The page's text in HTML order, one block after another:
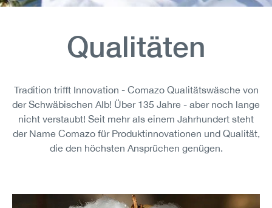
Qualitäten
Tradition trifft Innovation - Comazo Qualitätswäsche von
der Schwäbischen Alb! Über 135 Jahre - aber noch lange
nicht verstaubt! Seit mehr als einem Jahrhundert steht
der Name Comazo für Produktinnovationen und Qualität,
die den höchsten Ansprüchen genügen.